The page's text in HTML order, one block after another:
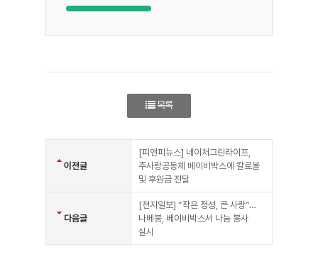
목록
이전글
[피앤피뉴스] 네이처그린라이프,
주사랑공동체 베이비박스에 칼로볼
및 후원금 전달
다음글
[천지일보] “작은 정성, 큰 사랑”…
나베봉, 베이비박스서 나눔 봉사
실시